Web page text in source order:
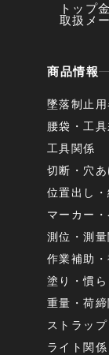
トップ
取扱メ
商品情報
墜落制止
腰袋・工
工具関係
切断・穴
位置出し
マーカー
測位・測量
作業補助
塗り・慣
重量・荷締
ストラッ
ライト関係